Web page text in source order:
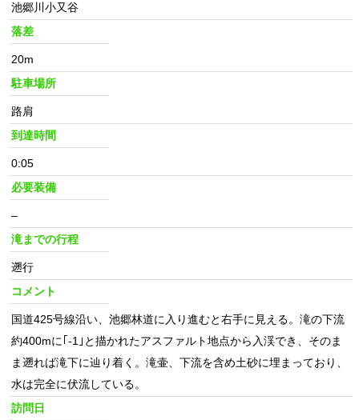
池郷川小又谷
落差
20m
駐車場所
路肩
到達時間
0:05
必要装備
–
滝までの行程
遡行
コメント
国道425号線沿い、池郷林道に入り進むと右手に見える。滝の下流
約400mに｢-1｣と描かれたアスファルト地点から入渓でき、そのま
ま遡れば滝下に辿り着く。滝壷、下流を含め土砂に埋まっており、
水は完全に伏流している。
訪問日